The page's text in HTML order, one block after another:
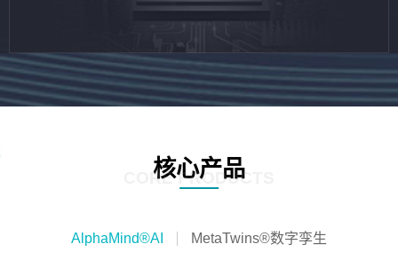
核心产品
CORE PRODUCTS
AlphaMind®AI MetaTwins®数字孪生